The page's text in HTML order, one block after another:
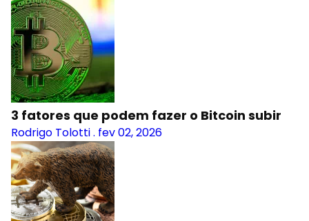
3 fatores que podem fazer o Bitcoin subir
Rodrigo Tolotti. fev 02, 2026